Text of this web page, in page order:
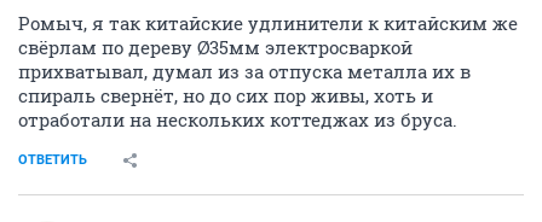
Ромыч, я так китайские удлинители к китайским же
свёрлам по дереву Ø35мм электросваркой
прихватывал, думал из за отпуска металла их в
спираль свернёт, но до сих пор живы, хоть и
отработали на нескольких коттеджах из бруса.
ОТВЕТИТЬ